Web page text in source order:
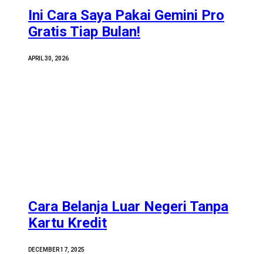
Ini Cara Saya Pakai Gemini Pro
Gratis Tiap Bulan!
APRIL 30, 2026
Cara Belanja Luar Negeri Tanpa
Kartu Kredit
DECEMBER 17, 2025